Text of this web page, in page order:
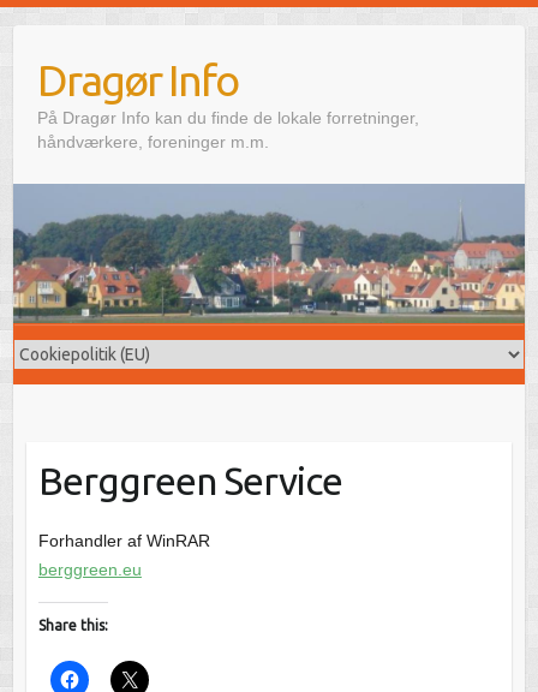
Dragør Info
På Dragør Info kan du finde de lokale forretninger,
håndværkere, foreninger m.m.
Berggreen Service
Forhandler af WinRAR
berggreen.eu
Share this: